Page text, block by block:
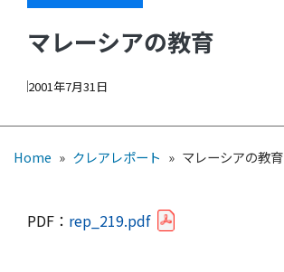
マレーシアの教育
2001年7月31日
Home » クレアレポート » マレーシアの教育
PDF： rep_219.pdf